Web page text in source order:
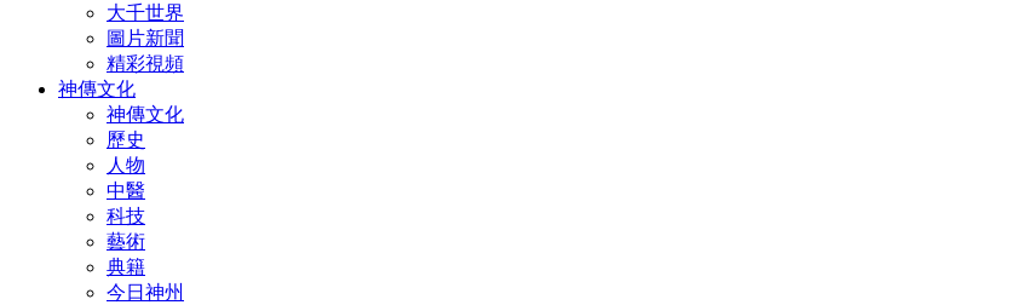
大千世界
圖片新聞
精彩視頻
神傳文化
神傳文化
歷史
人物
中醫
科技
藝術
典籍
今日神州